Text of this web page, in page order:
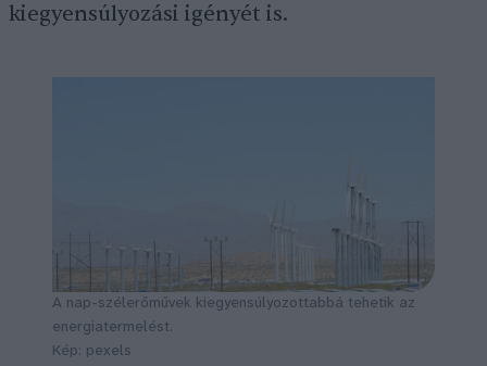
kiegyensúlyozási igényét is.
A nap-szélerőművek kiegyensúlyozottabbá tehetik az
energiatermelést.
Kép: pexels